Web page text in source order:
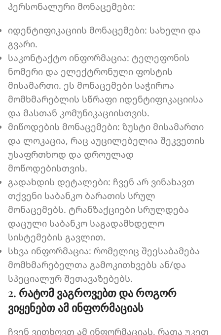
პერსონალური მონაცემები:
იდენტიფიკაციის მონაცემები: სახელი და
გვარი.
საკონტაქტო ინფორმაცია: ტელეფონის
ნომერი და ელექტრონული ფოსტის
მისამართი. ეს მონაცემები საჭიროა
მომხმარებლის სწრაფი იდენტიფიკაციისა
და მასთან კომუნიკაციისთვის.
მიწოდების მონაცემები: ზუსტი მისამართი
და ლოკაცია, რაც აუცილებელია შეკვეთის
უსაფრთხოდ და დროულად
მოწოდებისთვის.
გადახდის დეტალები: ჩვენ არ ვინახავთ
თქვენი საბანკო ბარათის სრულ
მონაცემებს. ტრანზაქციები სრულდება
დაცული საბანკო საგადამხდელო
სისტემების გავლით.
სხვა ინფორმაცია: რომელიც შეესაბამება
მომხმარებელთა გამოკითხვებს ან/და
სპეციალურ შეთავაზებებს.
2. რატომ ვაგროვებთ და როგორ
ვიყენებთ ამ ინფორმაციას
ჩვენ ვითხოვთ ამ ინფორმაციას, რათა უკეთ